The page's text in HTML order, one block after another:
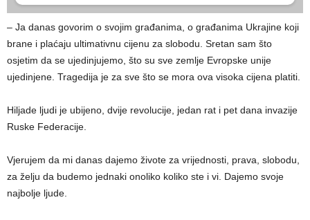
– Ja danas govorim o svojim građanima, o građanima Ukrajine koji
brane i plaćaju ultimativnu cijenu za slobodu. Sretan sam što
osjetim da se ujedinjujemo, što su sve zemlje Evropske unije
ujedinjene. Tragedija je za sve što se mora ova visoka cijena platiti.
Hiljade ljudi je ubijeno, dvije revolucije, jedan rat i pet dana invazije
Ruske Federacije.
Vjerujem da mi danas dajemo živote za vrijednosti, prava, slobodu,
za želju da budemo jednaki onoliko koliko ste i vi. Dajemo svoje
najbolje ljude.